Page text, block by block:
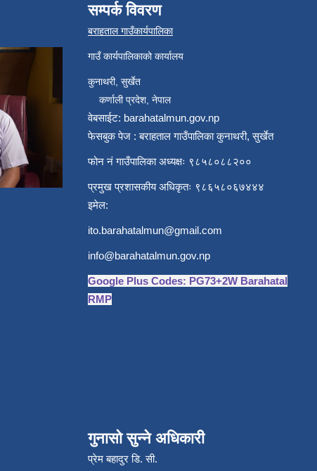
सम्पर्क विवरण
बराहताल गाउँकार्यपालिका
गाउँ कार्यपालिकाको कार्यालय
कुनाथरी, सुर्खेत
कर्णाली प्रदेश, नेपाल
वेबसाईट: barahatalmun.gov.np
फेसबुक पेज : बराहताल गाउँपालिका कुनाथरी, सुर्खेत
फोन नं गाउँपालिका अध्यक्षः ९८५८०८८२००
प्रमुख प्रशासकीय अधिकृतः ९८६५८०६७४४४
इमेल:
ito.barahatalmun@gmail.com
info@barahatalmun.gov.np
Google Plus Codes: PG73+2W Barahatal
RMP
गुनासो सुन्ने अधिकारी
प्रेम बहादुर डि. सी.